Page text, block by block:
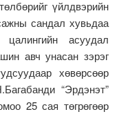
үйлдвэрийн
сандал хувьдаа
асуудал
авч унасан зэрэг
хөвөрсөөр
“Эрдэнэт”
25 сая төгрөгөөр